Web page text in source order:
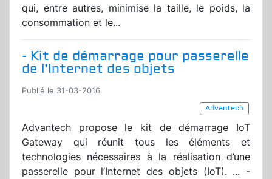
qui, entre autres, minimise la taille, le poids, la
consommation et le...
- Kit de démarrage pour passerelle
de l’Internet des objets
Publié le 31-03-2016
Advantech
Advantech propose le kit de démarrage IoT
Gateway qui réunit tous les éléments et
technologies nécessaires à la réalisation d’une
passerelle pour l’Internet des objets (IoT). ... -